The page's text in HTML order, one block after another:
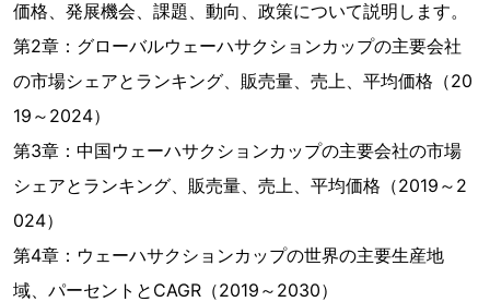
価格、発展機会、課題、動向、政策について説明します。
第2章：グローバルウェーハサクションカップの主要会社
の市場シェアとランキング、販売量、売上、平均価格（20
19～2024）
第3章：中国ウェーハサクションカップの主要会社の市場
シェアとランキング、販売量、売上、平均価格（2019～2
024）
第4章：ウェーハサクションカップの世界の主要生産地
域、パーセントとCAGR（2019～2030）